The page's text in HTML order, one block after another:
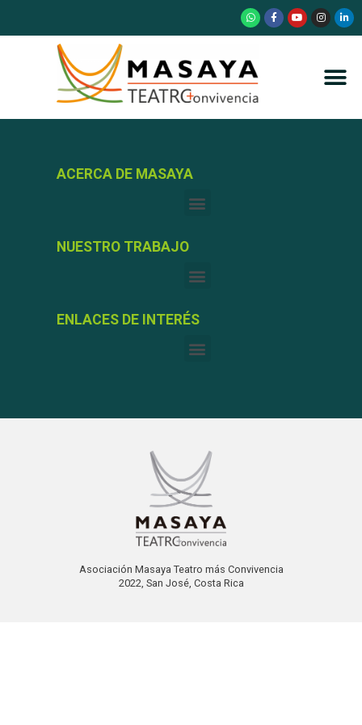
ACERCA DE MASAYA
NUESTRO TRABAJO
ENLACES DE INTERÉS
Asociación Masaya Teatro más Convivencia
2022, San José, Costa Rica